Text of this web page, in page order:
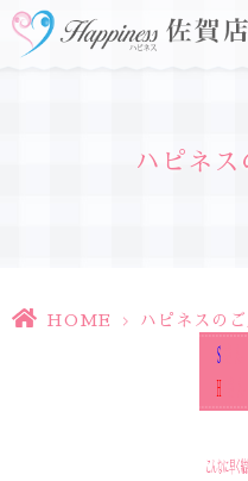
ハピネス
HOME > ハピネスの
S
H
こんなに早く